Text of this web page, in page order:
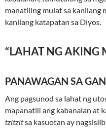
manatiling mulat sa kanilang
kanilang katapatan sa Diyos.
“LAHAT NG AKING
PANAWAGAN SA
Ang pagsunod sa lahat ng
mapanatili ang kabanalan at
tzitzitsa kasuotan ay